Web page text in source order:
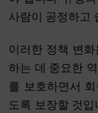
사람이 공정하고
이러한 정책 변
하는 데 중요한
를 보호하면서
도록 보장할 것